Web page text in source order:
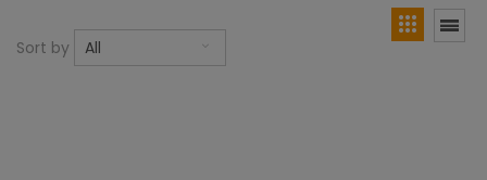
Sort by All